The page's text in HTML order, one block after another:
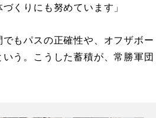
くりにも努めています」
もパスの正確性や、オフザボー
う。こうした蓄積が、常勝軍団